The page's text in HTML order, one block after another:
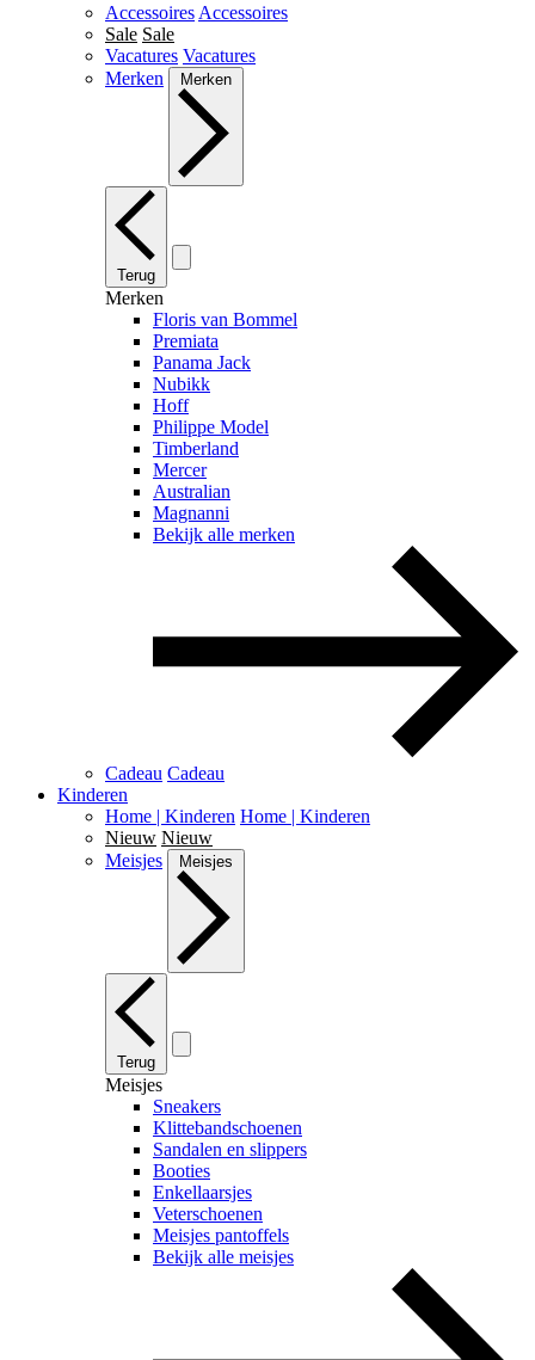
Accessoires Accessoires
Sale Sale
Vacatures Vacatures
Merken
Merken
Terug
Merken
Floris van Bommel
Premiata
Panama Jack
Nubikk
Hoff
Philippe Model
Timberland
Mercer
Australian
Magnanni
Bekijk alle merken
Cadeau Cadeau
Kinderen
Home | Kinderen Home | Kinderen
Nieuw Nieuw
Meisjes
Meisjes
Terug
Meisjes
Sneakers
Klittebandschoenen
Sandalen en slippers
Booties
Enkellaarsjes
Veterschoenen
Meisjes pantoffels
Bekijk alle meisjes